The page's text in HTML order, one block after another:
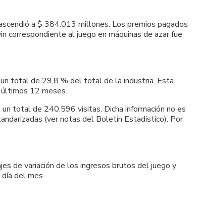
a $ 384.013 millones. Los premios pagados
al juego en máquinas de azar fue
total de 29,8 % del total de la industria. Esta
12 meses.
total de 240.596 visitas. Dicha información no es
(ver notas del Boletín Estadístico). Por
de variación de los ingresos brutos del juego y
del mes.